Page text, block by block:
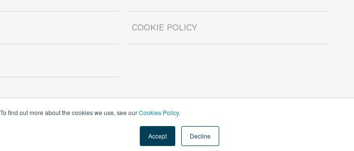
find out more about the cookies we use, see ourCookies Policy.
Accept Decline
COOKIE POLICY